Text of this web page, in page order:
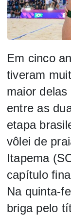
Em cinco
tiveram
maior
entre as
etapa
vôlei de
Itapema
capítulo
Na quinta-
briga pelo